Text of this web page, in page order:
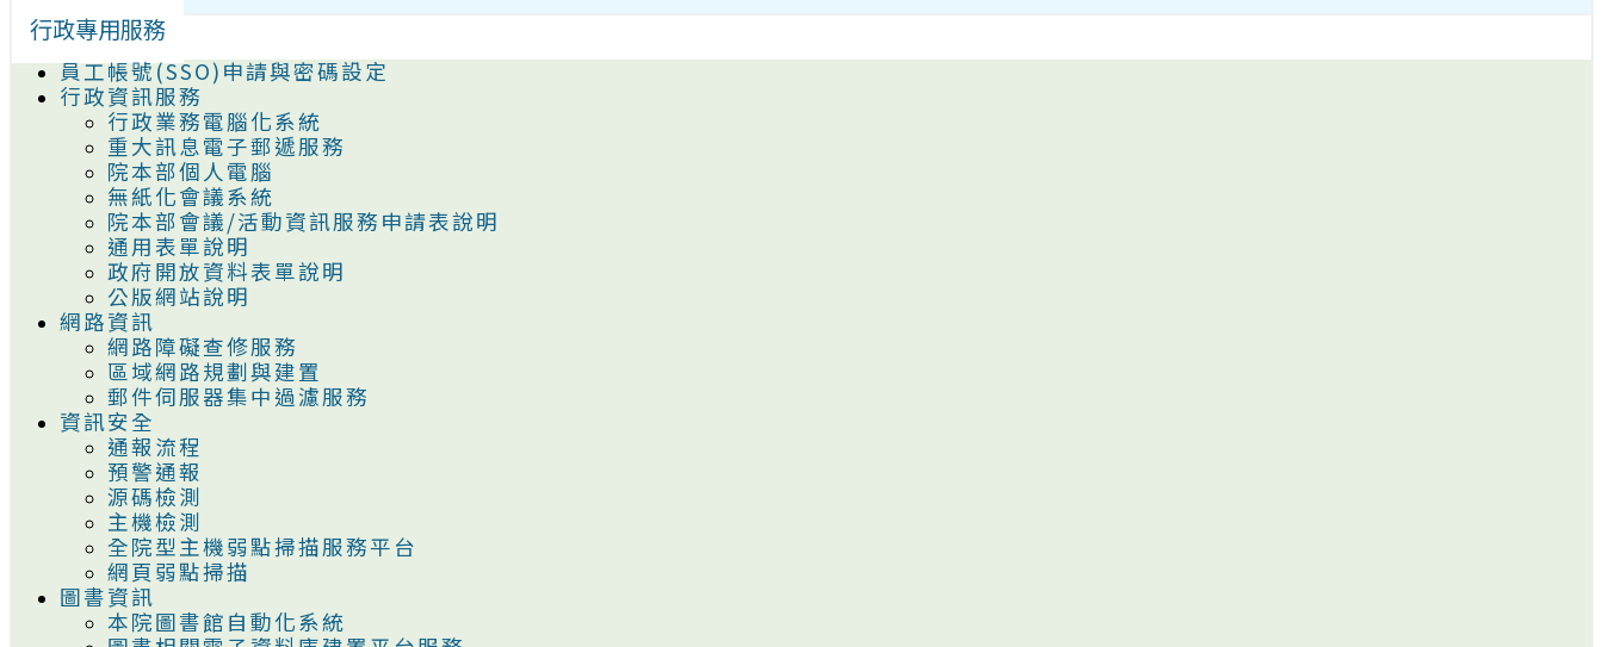
行政專用服務
員工帳號(SSO)申請與密碼設定
行政資訊服務
行政業務電腦化系統
重大訊息電子郵遞服務
院本部個人電腦
無紙化會議系統
院本部會議/活動資訊服務申請表說明
通用表單說明
政府開放資料表單說明
公版網站說明
網路資訊
網路障礙查修服務
區域網路規劃與建置
郵件伺服器集中過濾服務
資訊安全
通報流程
預警通報
源碼檢測
主機檢測
全院型主機弱點掃描服務平台
網頁弱點掃描
圖書資訊
本院圖書館自動化系統